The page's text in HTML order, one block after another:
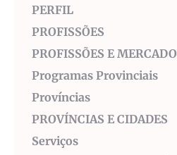
PERFIL
PROFISSÕES
PROFISSÕES E MERCADO
Programas Provinciais
Províncias
PROVÍNCIAS E CIDADES
Serviços